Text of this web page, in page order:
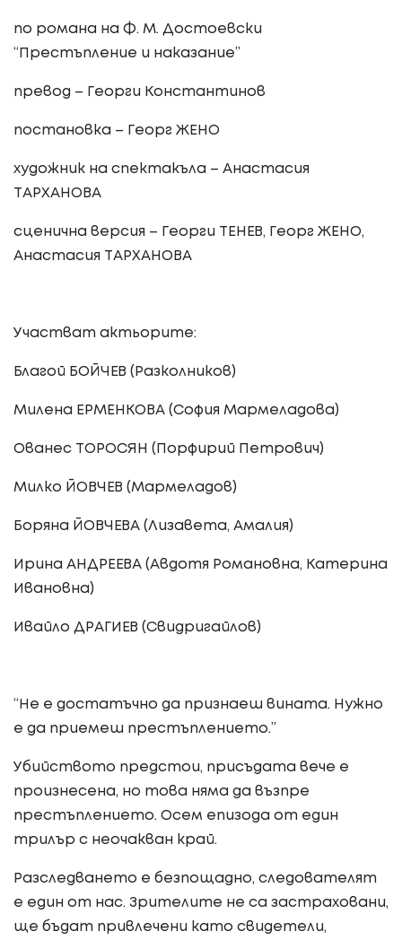
по романа на Ф. М. Достоевски
“Престъпление и наказание”
превод – Георги Константинов
постановка – Георг ЖЕНО
художник на спектакъла – Анастасия
ТАРХАНОВА
сценична версия – Георги ТЕНЕВ, Георг ЖЕНО,
Анастасия ТАРХАНОВА
Участват актьорите:
Благой БОЙЧЕВ (Разколников)
Милена ЕРМЕНКОВА (София Мармеладова)
Ованес ТОРОСЯН (Порфирий Петрович)
Милко ЙОВЧЕВ (Мармеладов)
Боряна ЙОВЧЕВА (Лизавета, Амалия)
Ирина АНДРЕЕВА (Авдотя Романовна, Катерина
Ивановна)
Ивайло ДРАГИЕВ (Свидригайлов)
“Не е достатъчно да признаеш вината. Нужно
е да приемеш престъплението.”
Убийството предстои, присъдата вече е
произнесена, но това няма да възпре
престъплението. Осем епизода от един
трилър с неочакван край.
Разследването е безпощадно, следователят
е един от нас. Зрителите не са застраховани,
ще бъдат привлечени като свидетели,